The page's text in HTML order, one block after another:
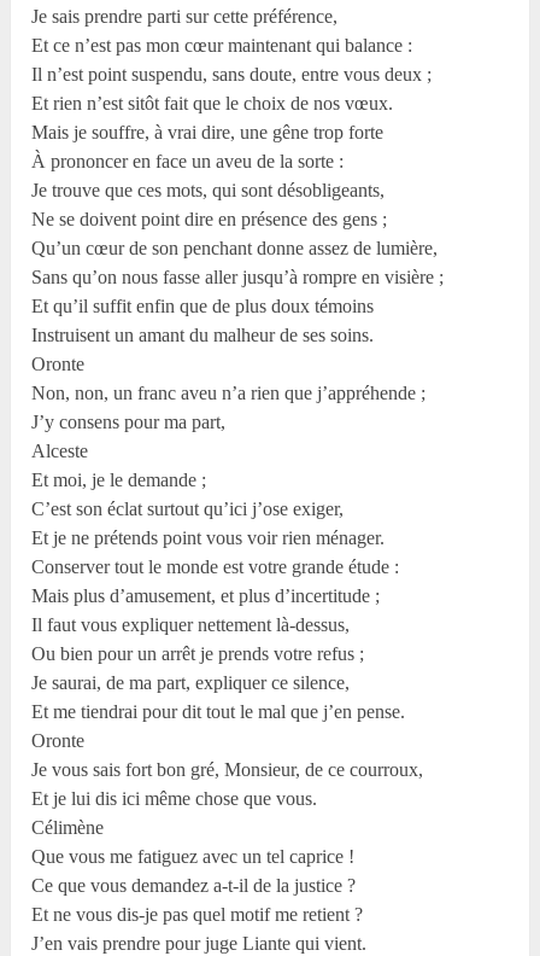
Je sais prendre parti sur cette préférence,
Et ce n’est pas mon cœur maintenant qui balance :
Il n’est point suspendu, sans doute, entre vous deux ;
Et rien n’est sitôt fait que le choix de nos vœux.
Mais je souffre, à vrai dire, une gêne trop forte
À prononcer en face un aveu de la sorte :
Je trouve que ces mots, qui sont désobligeants,
Ne se doivent point dire en présence des gens ;
Qu’un cœur de son penchant donne assez de lumière,
Sans qu’on nous fasse aller jusqu’à rompre en visière ;
Et qu’il suffit enfin que de plus doux témoins
Instruisent un amant du malheur de ses soins.
Oronte
Non, non, un franc aveu n’a rien que j’appréhende ;
J’y consens pour ma part,
Alceste
Et moi, je le demande ;
C’est son éclat surtout qu’ici j’ose exiger,
Et je ne prétends point vous voir rien ménager.
Conserver tout le monde est votre grande étude :
Mais plus d’amusement, et plus d’incertitude ;
Il faut vous expliquer nettement là-dessus,
Ou bien pour un arrêt je prends votre refus ;
Je saurai, de ma part, expliquer ce silence,
Et me tiendrai pour dit tout le mal que j’en pense.
Oronte
Je vous sais fort bon gré, Monsieur, de ce courroux,
Et je lui dis ici même chose que vous.
Célimène
Que vous me fatiguez avec un tel caprice !
Ce que vous demandez a-t-il de la justice ?
Et ne vous dis-je pas quel motif me retient ?
J’en vais prendre pour juge Liante qui vient.